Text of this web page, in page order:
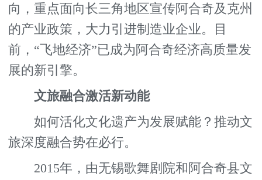
向，重点面向长三角地区宣传阿合奇及克州
的产业政策，大力引进制造业企业。目
前，“飞地经济”已成为阿合奇经济高质量发
展的新引擎。
文旅融合激活新动能
如何活化文化遗产为发展赋能？推动文
旅深度融合势在必行。
2015年，由无锡歌舞剧院和阿合奇县文